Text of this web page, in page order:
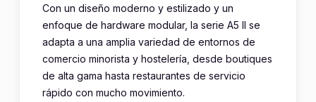
Con un diseño moderno y estilizado y un
enfoque de hardware modular, la serie A5 II se
adapta a una amplia variedad de entornos de
comercio minorista y hostelería, desde boutiques
de alta gama hasta restaurantes de servicio
rápido con mucho movimiento.